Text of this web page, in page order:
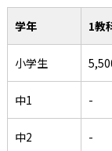
学年 1教
小学生
中1 -
中2 -